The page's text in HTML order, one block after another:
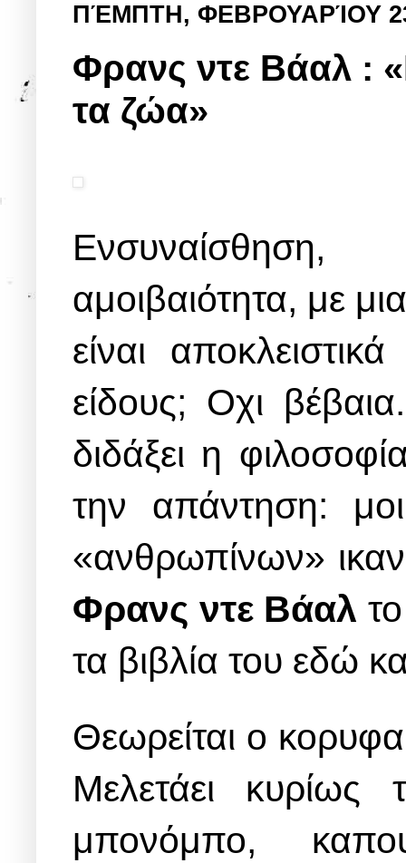
ΠΈΜΠΤΗ, ΦΕΒΡΟΥΑΡΊΟΥ
Φρανς ντε Βάαλ :
τα ζώα»
αμοιβαιότητα, με
είναι
είδους; Οχι
διδάξει η
την απάντηση:
«ανθρωπίνων»
Φρανς ντε Βάαλ
τα βιβλία του εδώ
Θεωρείται ο
Μελετάει κυρίως
μπονόμπο,